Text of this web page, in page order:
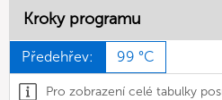
Kroky programu
Předehřev: 99 °C
Pro zobrazení celé tabulky